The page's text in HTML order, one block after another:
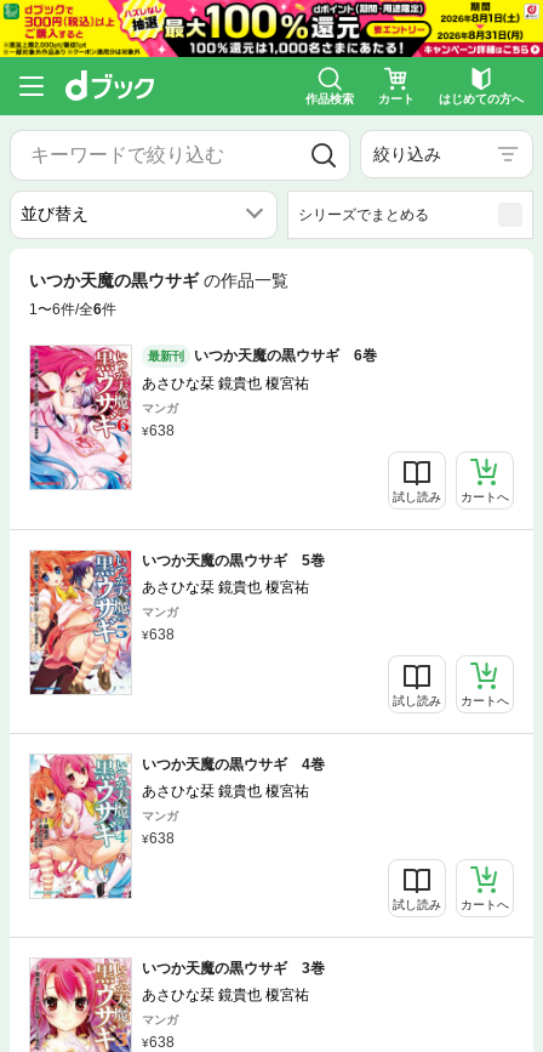
作品検索 カート はじめての方へ
絞り込み
シリーズでまとめる
いつか天魔の黒ウサギ の作品一覧
1〜6件/全6件
最新刊
いつか天魔の黒ウサギ 6巻
あさひな栞 鏡貴也 榎宮祐
マンガ
638
試し読み カートへ
いつか天魔の黒ウサギ 5巻
あさひな栞 鏡貴也 榎宮祐
マンガ
638
試し読み カートへ
いつか天魔の黒ウサギ 4巻
あさひな栞 鏡貴也 榎宮祐
マンガ
638
試し読み カートへ
いつか天魔の黒ウサギ 3巻
あさひな栞 鏡貴也 榎宮祐
マンガ
638